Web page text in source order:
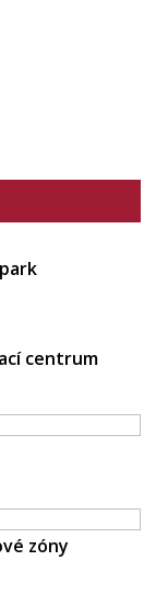
centrum
zóny